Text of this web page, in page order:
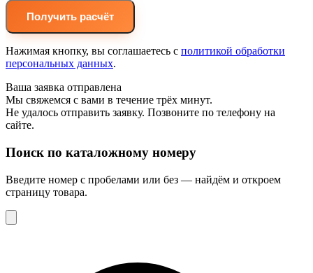
Получить расчёт
Нажимая кнопку, вы соглашаетесь с политикой обработки
персональных данных.
Ваша заявка отправлена
Мы свяжемся с вами в течение трёх минут.
Не удалось отправить заявку. Позвоните по телефону на
сайте.
Поиск по каталожному номеру
Введите номер с пробелами или без — найдём и откроем
страницу товара.